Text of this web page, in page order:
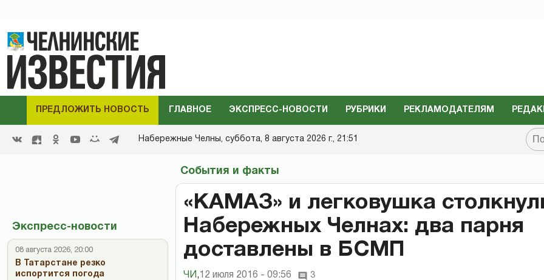
ПРЕДЛОЖИТЬ НОВОСТЬ ГЛАВНОЕ ЭКСПРЕСС-НОВОСТИ РУБРИКИ РЕКЛАМОДАТЕЛЯМ
Набережные Челны, суббота, 8 августа 2026 г., 21:51
Экспресс-новости
08 августа 2026, 20:00
В Татарстане резко
испортится погода
События и факты
«КАМАЗ» и легковушка
Набережных Челнах: два парня
доставлены в БСМП
ЧИ , 12 июля 2016 - 09:56 3